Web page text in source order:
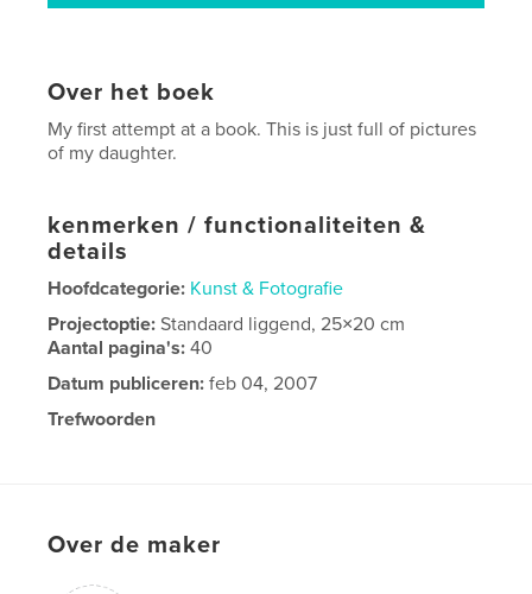
Over het boek
My first attempt at a book. This is just full of pictures
of my daughter.
kenmerken / functionaliteiten &
details
Hoofdcategorie: Kunst & Fotografie
Projectoptie:Standaard liggend, 25×20 cm
Aantal pagina's:40
Datum publiceren: feb 04, 2007
Trefwoorden
Over de maker